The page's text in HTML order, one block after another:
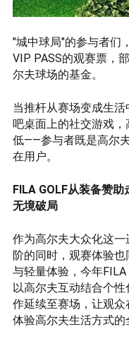
"城中球局"的参与者们
VIP PASS的观赛票，
尔夫球场的基金。
当推杆从赛场变成生
吧桌面上的社交游戏
低——参与者既是高尔
在用户。
FILA GOLF从装备赞
无境破局
作为高尔夫大众化这
阶的同时，观赛体验
与轻量体验，今年FILA
以高尔夫互动结合个
作延续至赛场，让观
体验高尔夫生活方式的